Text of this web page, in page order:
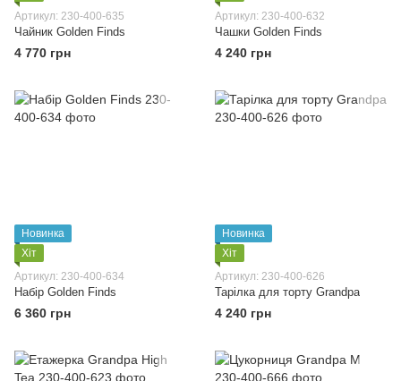
Артикул: 230-400-635
Чайник Golden Finds
4 770 грн
Артикул: 230-400-632
Чашки Golden Finds
4 240 грн
Новинка
Хіт
Артикул: 230-400-634
Набір Golden Finds
6 360 грн
Новинка
Хіт
Артикул: 230-400-626
Тарілка для торту Grandpa
4 240 грн